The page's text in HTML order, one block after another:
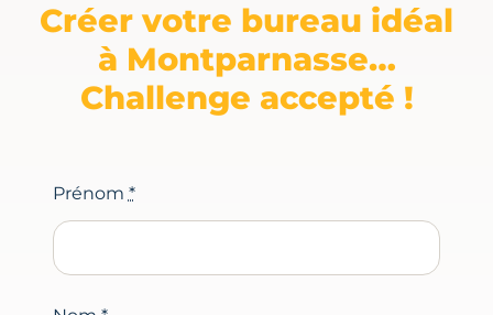
Créer votre bureau idéal
à Montparnasse…
Challenge accepté !
Prénom *